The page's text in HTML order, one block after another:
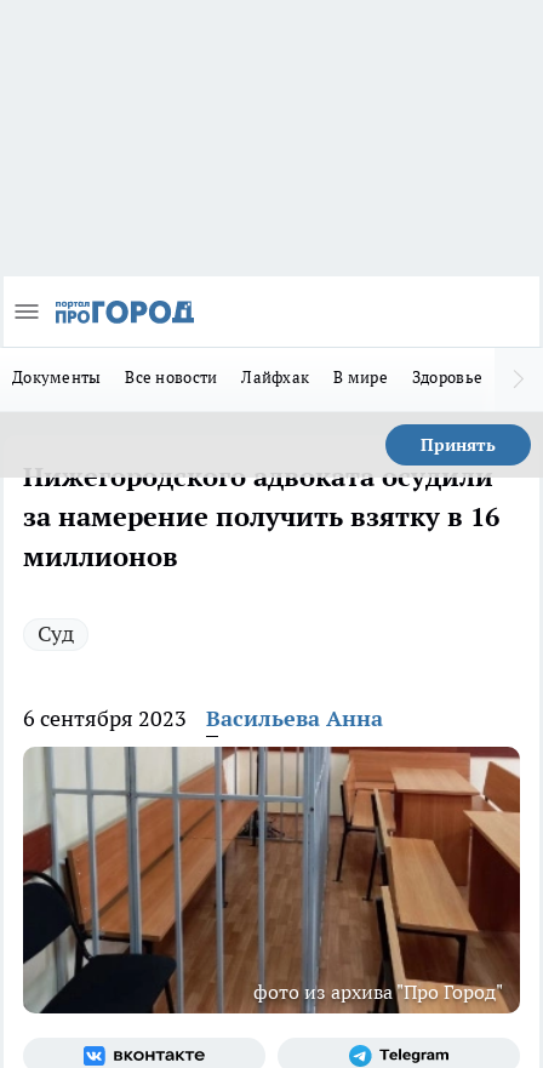
Документы Все новости Лайфхак В мире Здоровье
Принять
Нижегородского адвоката осудили
за намерение получить взятку в 16
миллионов
Суд
6 сентября 2023 Васильева Анна
фото из архива "Про Город"